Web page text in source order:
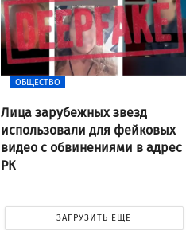
ОБЩЕСТВО
Лица зарубежных звезд
использовали для фейковых
видео с обвинениями в адрес
РК
ЗАГРУЗИТЬ ЕЩЕ